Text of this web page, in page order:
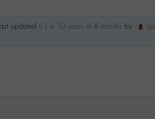
updated il y a 10 years et 8 months by